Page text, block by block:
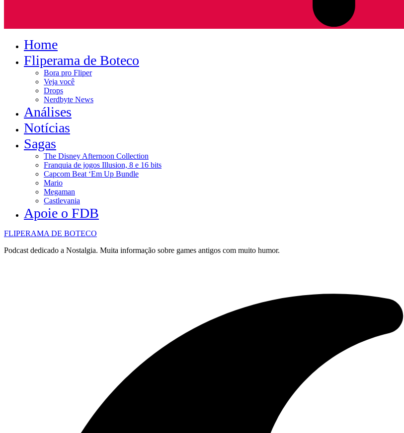
Home
Fliperama de Boteco
Bora pro Fliper
Veja você
Drops
Nerdbyte News
Análises
Notícias
Sagas
The Disney Afternoon Collection
Franquia de jogos Illusion, 8 e 16 bits
Capcom Beat ‘Em Up Bundle
Mario
Megaman
Castlevania
Apoie o FDB
FLIPERAMA DE BOTECO
Podcast dedicado a Nostalgia. Muita informação sobre games antigos com muito humor.